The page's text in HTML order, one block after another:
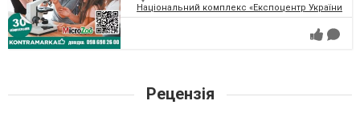
Національний комплекс «Експоцентр України»
Рецензія